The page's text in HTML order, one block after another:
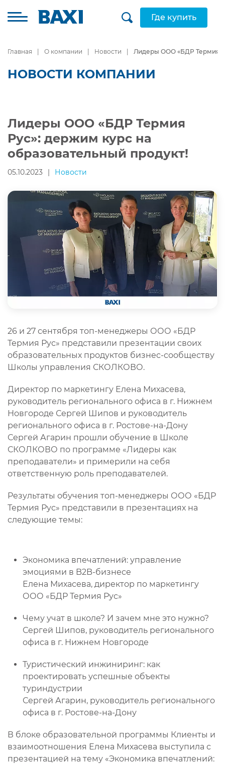
Где купить
Главная О компании Новости Лидеры ООО «БДР Термия
НОВОСТИ КОМПАНИИ
Лидеры ООО «БДР Термия
Рус»: держим курс на
образовательный продукт!
05.10.2023 | Новости
26 и 27 сентября топ-менеджеры ООО «БДР
Термия Рус» представили презентации своих
образовательных продуктов бизнес-сообществу
Школы управления СКОЛКОВО.
Директор по маркетингу Елена Михасева,
руководитель регионального офиса в г. Нижнем
Новгороде Сергей Шипов и руководитель
регионального офиса в г. Ростове-на-Дону
Сергей Агарин прошли обучение в Школе
СКОЛКОВО по программе «Лидеры как
преподаватели» и примерили на себя
ответственную роль преподавателей.
Результаты обучения топ-менеджеры ООО «БДР
Термия Рус» представили в презентациях на
следующие темы:
Экономика впечатлений: управление
эмоциями в B2B-бизнесе
Елена Михасева, директор по маркетингу
ООО «БДР Термия Рус»
Чему учат в школе? И зачем мне это нужно?
Сергей Шипов, руководитель регионального
офиса в г. Нижнем Новгороде
Туристический инжиниринг: как
проектировать успешные объекты
туриндустрии
Сергей Агарин, руководитель регионального
офиса в г. Ростове-на-Дону
В блоке образовательной программы Клиенты и
взаимоотношения Елена Михасева выступила с
презентацией на тему «Экономика впечатлений: